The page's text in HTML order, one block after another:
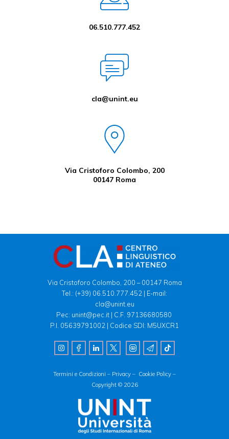
06.510.777.452
cla@unint.eu
Via Cristoforo Colombo, 200
00147 Roma
Via Cristoforo Colombo, 200 – 00147 Roma
Tel.: (+39) 06.510.777.452 | E-mail:
cla@unint.eu
Pec: unint@pec.it | C.F. 97136680580
P.I. 05639791002 | Codice SDI: M5UXCR1
Termini e Condizioni – Privacy – Cookie Policy –
Copyright © 2026